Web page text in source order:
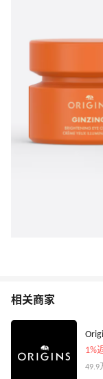
相关商家
1%
49.9